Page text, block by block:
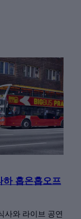
홉온홉오프
사와 라이브 공연